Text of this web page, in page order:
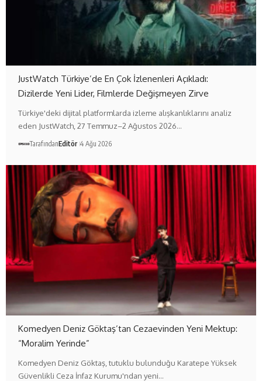
JustWatch Türkiye’de En Çok İzlenenleri Açıkladı:
Dizilerde Yeni Lider, Filmlerde Değişmeyen Zirve
Türkiye'deki dijital platformlarda izleme alışkanlıklarını analiz
eden JustWatch, 27 Temmuz–2 Ağustos 2026…
TarafındanEditör 4 Ağu 2026
Komedyen Deniz Göktaş’tan Cezaevinden Yeni Mektup:
“Moralim Yerinde”
Komedyen Deniz Göktaş, tutuklu bulunduğu Karatepe Yüksek
Güvenlikli Ceza İnfaz Kurumu'ndan yeni…